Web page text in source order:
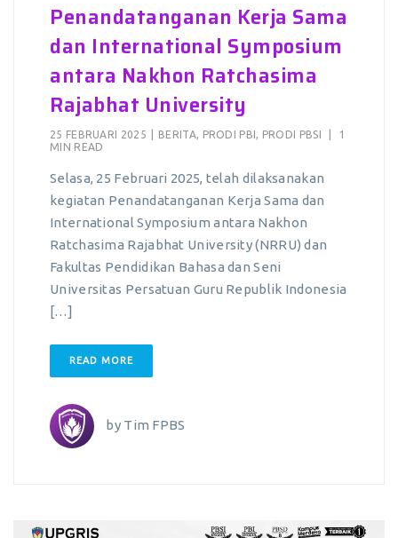
Penandatanganan Kerja Sama
dan International Symposium
antara Nakhon Ratchasima
Rajabhat University
25 FEBRUARI 2025 BERITA, PRODI PBI, PRODI PBSI
1
MIN READ
Selasa, 25 Februari 2025, telah dilaksanakan
kegiatan Penandatanganan Kerja Sama dan
International Symposium antara Nakhon
Ratchasima Rajabhat University (NRRU) dan
Fakultas Pendidikan Bahasa dan Seni
Universitas Persatuan Guru Republik Indonesia
[…]
READ MORE
by Tim FPBS